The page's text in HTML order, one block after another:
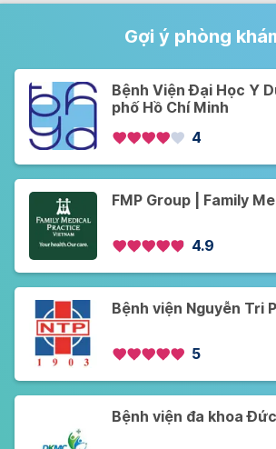
Gợi ý phòng
Bệnh Viện Đại Học Y
phố Hồ Chí Minh
4
FMP Group | Family
4.9
Bệnh viện Nguyễn Tri
5
Bệnh viện đa khoa